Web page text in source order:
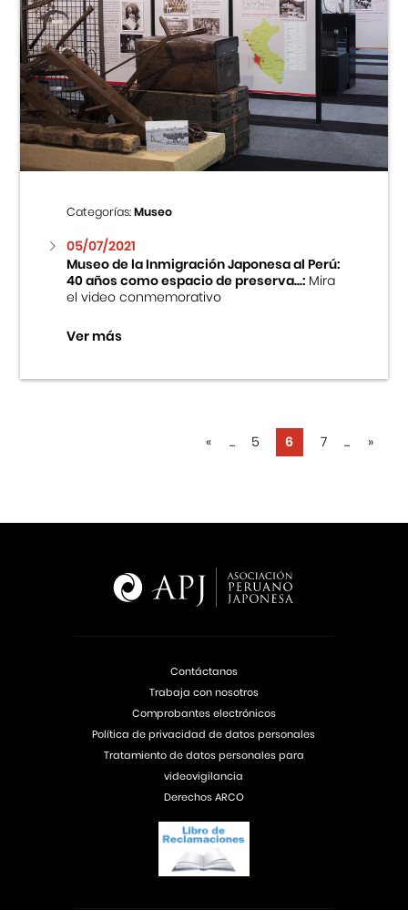
Categorías:Museo
05/07/2021
Museo de la Inmigración Japonesa al Perú:
40 años como espacio de preserva...:Mira
el video conmemorativo
Ver más
« ... 5 6 7 ... »
Contáctanos
Trabaja con nosotros
Comprobantes electrónicos
Política de privacidad de datos personales
Tratamiento de datos personales para
videovigilancia
Derechos ARCO